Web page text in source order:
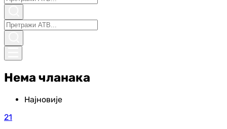
Нема чланака
Најновије
21